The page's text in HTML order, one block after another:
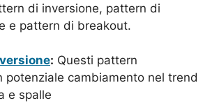
di inversione, pattern di
e pattern di breakout.
: Questi pattern
potenziale cambiamento nel trend
e spalle